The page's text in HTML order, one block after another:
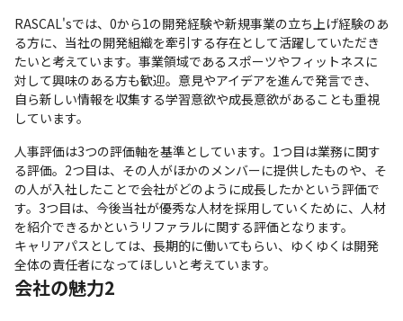
RASCAL'sでは、0から1の開発経験や新規事業の立ち上げ経験のあ
る方に、当社の開発組織を牽引する存在として活躍していただき
たいと考えています。事業領域であるスポーツやフィットネスに
対して興味のある方も歓迎。意見やアイデアを進んで発言でき、
自ら新しい情報を収集する学習意欲や成長意欲があることも重視
しています。
人事評価は3つの評価軸を基準としています。1つ目は業務に関す
る評価。2つ目は、その人がほかのメンバーに提供したものや、そ
の人が入社したことで会社がどのように成長したかという評価で
す。3つ目は、今後当社が優秀な人材を採用していくために、人材
を紹介できるかというリファラルに関する評価となります。
キャリアパスとしては、長期的に働いてもらい、ゆくゆくは開発
全体の責任者になってほしいと考えています。
会社の魅力2